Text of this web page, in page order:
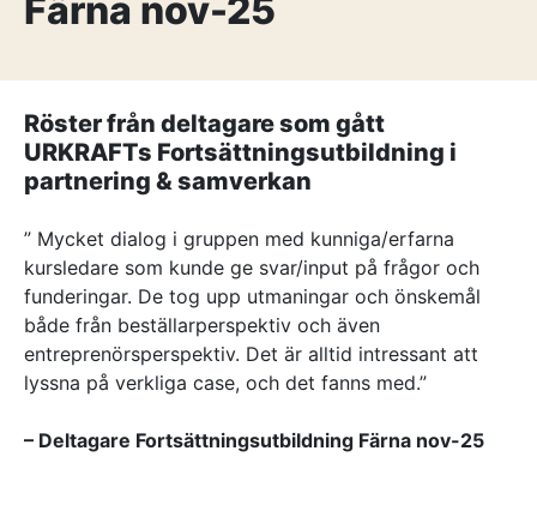
Om oss
AKTUELLT
— Inre hamnen etapp 2 – tillsammans bygger
vi framtidens Norrköping
— Erfarenhetsåterföring skapar mervärde i
strategisk partnering
— Vem leder processerna när projekten blir
går in i produktion
Färna nov-25
Röster från deltagare som gått
URKRAFTs Fortsättningsutbildning i
partnering & samverkan
” Mycket dialog i gruppen med kunniga/erfarna
kursledare som kunde ge svar/input på frågor och
funderingar. De tog upp utmaningar och önskemål
både från beställarperspektiv och även
entreprenörsperspektiv. Det är alltid intressant att
lyssna på verkliga case, och det fanns med.”
– Deltagare Fortsättningsutbildning Färna nov-25